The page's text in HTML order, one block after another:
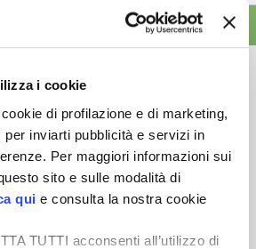
i cookie
di profilazione e di marketing,
per inviarti pubblicità e servizi in
Per maggiori informazioni sui
sito e sulle modalità di
qui e consulta la nostra cookie
TUTTI acconsenti all’utilizzo di
Newsletter
di alta qualità. Tagliato sulle tue
esigenze.